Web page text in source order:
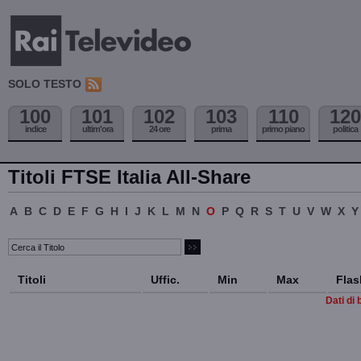
SOLO TESTO
100
indice
101
ultim'ora
102
24 ore
103
prima
110
primo piano
120
politica
Titoli FTSE Italia All-Share
A B C D E F G H I J K L M N O P Q R S T U V W X Y
Titoli Uffic. Min Max
Dati di